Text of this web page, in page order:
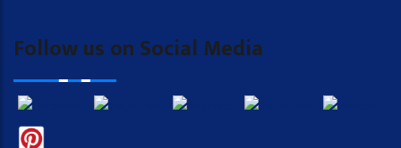
Follow us on Social Media